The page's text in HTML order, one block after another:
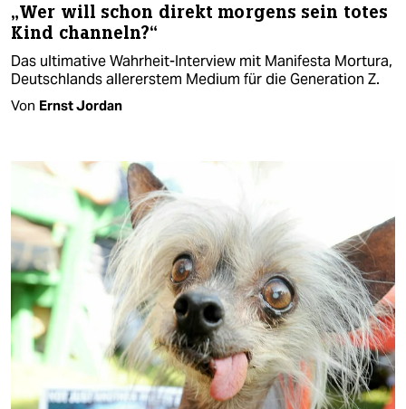
„Wer will schon direkt morgens sein totes
Kind channeln?“
Das ultimative Wahrheit-Interview mit Manifesta Mortura,
Deutschlands allererstem Medium für die Generation Z.
Von Ernst Jordan